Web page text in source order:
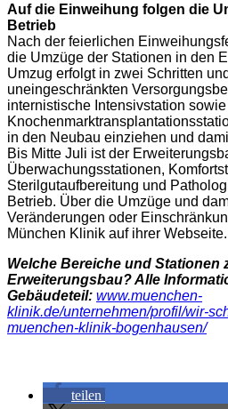
Auf die Einweihung folgen die
Betrieb
Nach der feierlichen
die Umzüge der Stationen in den
Umzug erfolgt in zwei Schritten
uneingeschränkten
internistische Intensivstation
in den Neubau einziehen und
Bis Mitte Juli ist der
Überwachungsstationen,
Sterilgutaufbereitung und
Betrieb. Über die Umzüge und
Veränderungen oder
München Klinik auf ihrer Webseite.
Welche Bereiche und Stationen
Erweiterungsbau? Alle
Gebäudeteil: www.muenchen-
klinik.de/unternehmen/profil/wir-
muenchen-klinik-bogenhausen/
teilen